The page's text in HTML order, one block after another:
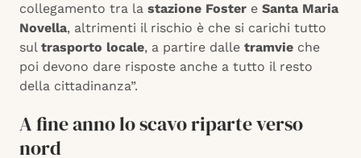
collegamento tra la stazione Foster e Santa Maria
Novella, altrimenti il rischio è che si carichi tutto
sul trasporto locale, a partire dalle tramvie che
poi devono dare risposte anche a tutto il resto
della cittadinanza”.
A fine anno lo scavo riparte verso
nord